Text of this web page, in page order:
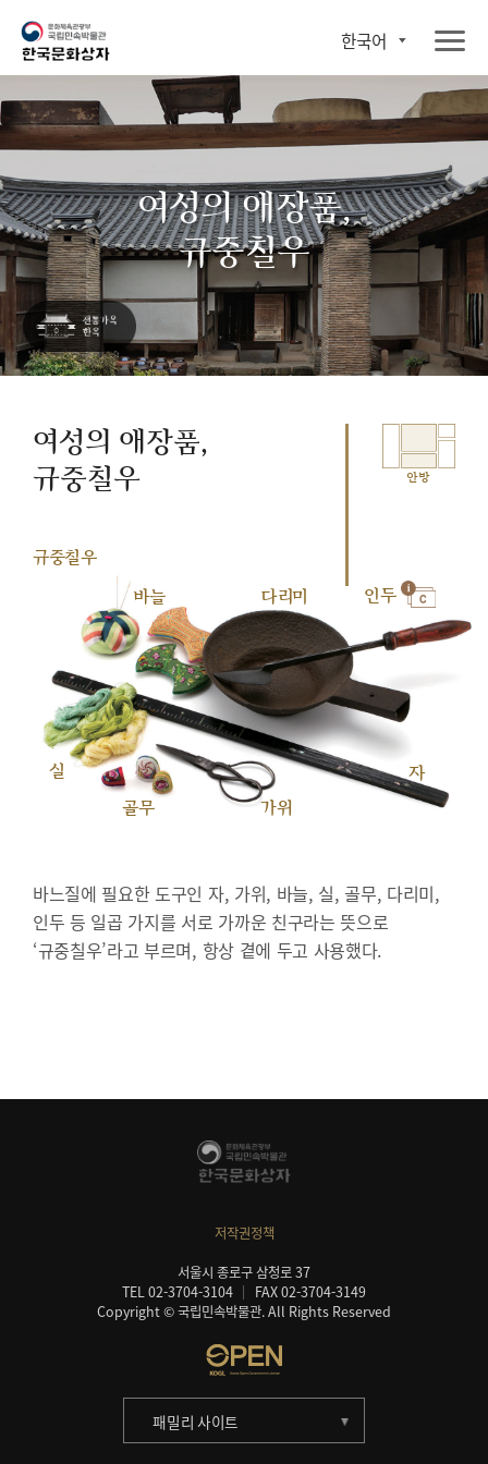
한국어
여성의 애장품,
규중칠우
여성의 애장품,
규중칠우
안방
규중칠우
바늘
다리미 인두
실
골무
가위
자
바느질에 필요한 도구인 자, 가위, 바늘, 실, 골무, 다리미,
인두 등 일곱 가지를 서로 가까운 친구라는 뜻으로
‘규중칠우’라고 부르며, 항상 곁에 두고 사용했다.
저작권정책
서울시 종로구 삼청로 37
TEL 02-3704-3104
FAX 02-3704-3149
Copyright © 국립민속박물관. All Rights Reserved
패밀리 사이트